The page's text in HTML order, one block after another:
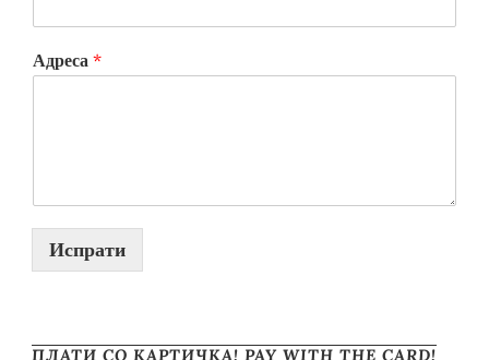
Адреса *
Испрати
ПЛАТИ СО КАРТИЧКА! PAY WITH THE CARD!